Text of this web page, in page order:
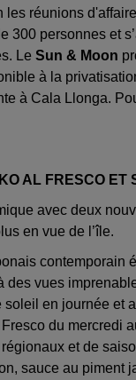
réunions
personnes et
Le Sun & Moon
à la
à Cala Llonga.
AL FRESCO ET
avec deux
en vue de l’île.
contemporain
vues
en journée et
du mercredi
et de
sauce au piment